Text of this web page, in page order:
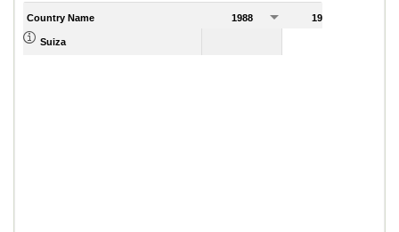
Country Name 1988 1989
Suiza